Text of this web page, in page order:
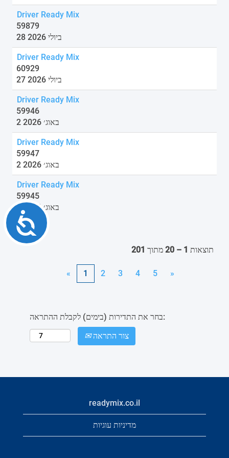
Accessibility
Driver Ready Mix
59879
28 ביולי 2026
Driver Ready Mix
60929
27 ביולי 2026
Driver Ready Mix
59946
2 באוג׳ 2026
Driver Ready Mix
59947
2 באוג׳ 2026
Driver Ready Mix
59945
2 באוג׳ 2026
תוצאות 1 – 20 מתוך 201
« 1 2 3 4 5 »
בחר את התדירות (בימים) לקבלת ההתראה:
צור התראה
readymix.co.il
מדיניות עוגיות